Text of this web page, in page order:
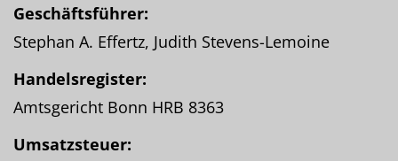
Geschäftsführer:
Stephan A. Effertz, Judith Stevens-Lemoine
Handelsregister:
Amtsgericht Bonn HRB 8363
Umsatzsteuer: